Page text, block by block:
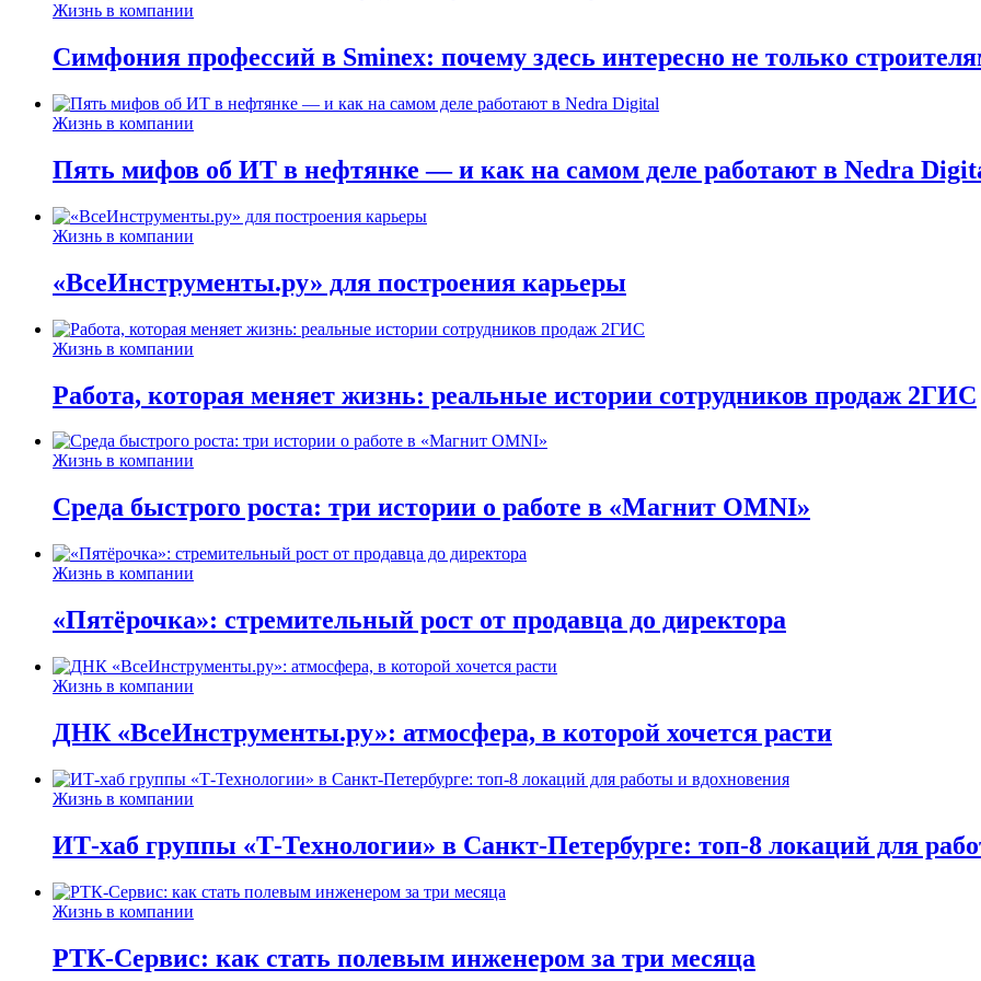
Жизнь в компании
Симфония профессий в Sminex: почему здесь интересно не только
Жизнь в компании
Пять мифов об ИТ в нефтянке — и как на самом деле работают в Nedra
Жизнь в компании
«ВсеИнструменты.ру» для построения карьеры
Жизнь в компании
Работа, которая меняет жизнь: реальные истории сотрудников продаж 2ГИС
Жизнь в компании
Среда быстрого роста: три истории о работе в «Магнит OMNI»
Жизнь в компании
«Пятёрочка»: стремительный рост от продавца до директора
Жизнь в компании
ДНК «ВсеИнструменты.ру»: атмосфера, в которой хочется расти
Жизнь в компании
ИТ-хаб группы «Т-Технологии» в Санкт-Петербурге: топ-8 локаций для
Жизнь в компании
РТК-Сервис: как стать полевым инженером за три месяца